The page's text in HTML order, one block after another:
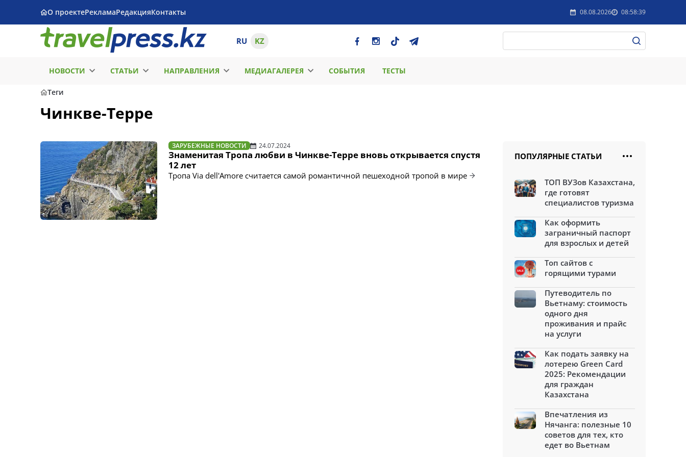
О проектеРекламаРедакцияКонтакты 08.08.2026 08:58:39
RU KZ
НОВОСТИ СТАТЬИ НАПРАВЛЕНИЯ МЕДИАГАЛЕРЕЯ СОБЫТИЯ ТЕСТЫ
Теги
Чинкве-Терре
ЗАРУБЕЖНЫЕ НОВОСТИ 24.07.2024
Знаменитая Тропа любви в Чинкве-Терре вновь открывается спустя
12 лет
Тропа Via dell'Amore считается самой романтичной пешеходной тропой в мире
ПОПУЛЯРНЫЕ СТАТЬИ
ТОП ВУЗов Казахстана,
где готовят
специалистов туризма
Как оформить
заграничный паспорт
для взрослых и детей
Топ сайтов с
горящими турами
Путеводитель по
Вьетнаму: стоимость
одного дня
проживания и прайс
на услуги
Как подать заявку на
лотерею Green Card
2025: Рекомендации
для граждан
Казахстана
Впечатления из
Нячанга: полезные 10
советов для тех, кто
едет во Вьетнам